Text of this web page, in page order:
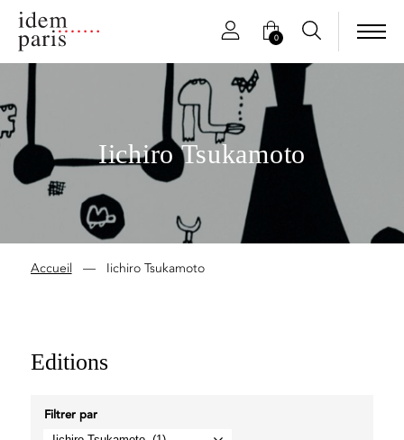
0
Iichiro Tsukamoto
Accueil — Iichiro Tsukamoto
Editions
Filtrer par